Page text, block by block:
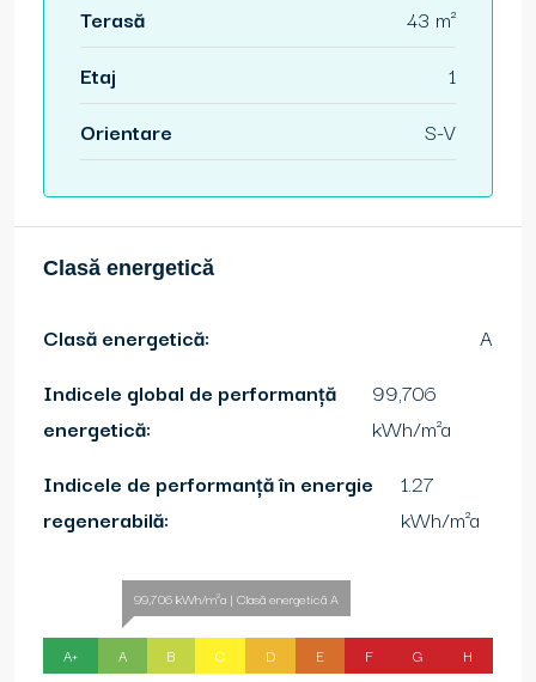
Terasă
43 m²
Etaj
1
Orientare
S-V
Clasă energetică
Clasă energetică:
A
Indicele global de performanță
energetică:
99,706
kWh/m²a
Indicele de performanță în energie
regenerabilă:
1.27
kWh/m²a
A+
99,706 kWh/m²a | Clasă energetică A
A B C D E F G H